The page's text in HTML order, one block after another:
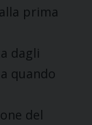
prima
dagli
quando
del